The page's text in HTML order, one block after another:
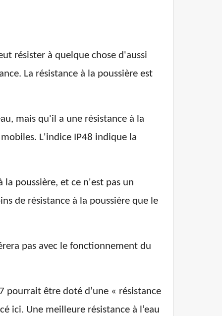
résister à quelque chose d'aussi
La résistance à la poussière est
mais qu'il a une résistance à la
L'indice IP48 indique la
poussière, et ce n'est pas un
de résistance à la poussière que le
pas avec le fonctionnement du
pourrait être doté d’une « résistance
ici. Une meilleure résistance à l’eau